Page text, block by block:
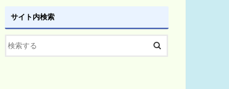
サイト内検索